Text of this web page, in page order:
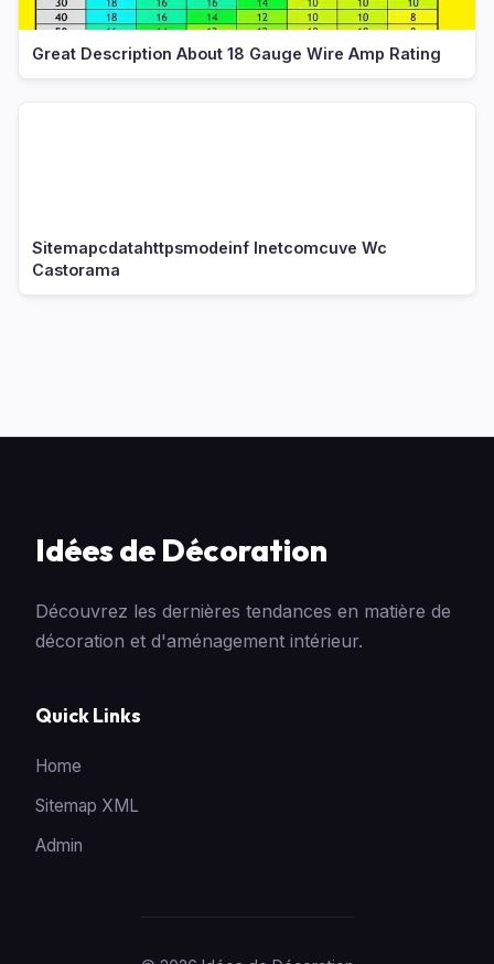
Great Description About 18 Gauge Wire Amp Rating
Sitemapcdatahttpsmodeinf Inetcomcuve Wc
Castorama
Idées de Décoration
Découvrez les dernières tendances en matière de
décoration et d'aménagement intérieur.
Quick Links
Home
Sitemap XML
Admin